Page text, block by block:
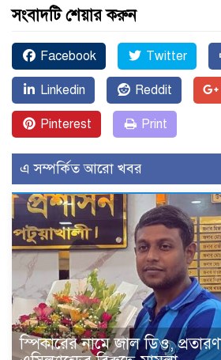
সংবাদটি শেয়ার করুন
Facebook Twitter
Linkedin Reddit
Pinterest Print
এ সম্পর্কিত আরো খবর
স্পিকারের নামে জাল ডিও,